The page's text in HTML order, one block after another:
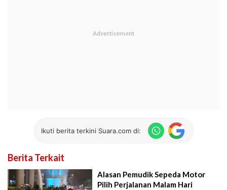
Ikuti berita terkini Suara.com di:
Berita Terkait
Alasan Pemudik Sepeda Motor
Pilih Perjalanan Malam Hari